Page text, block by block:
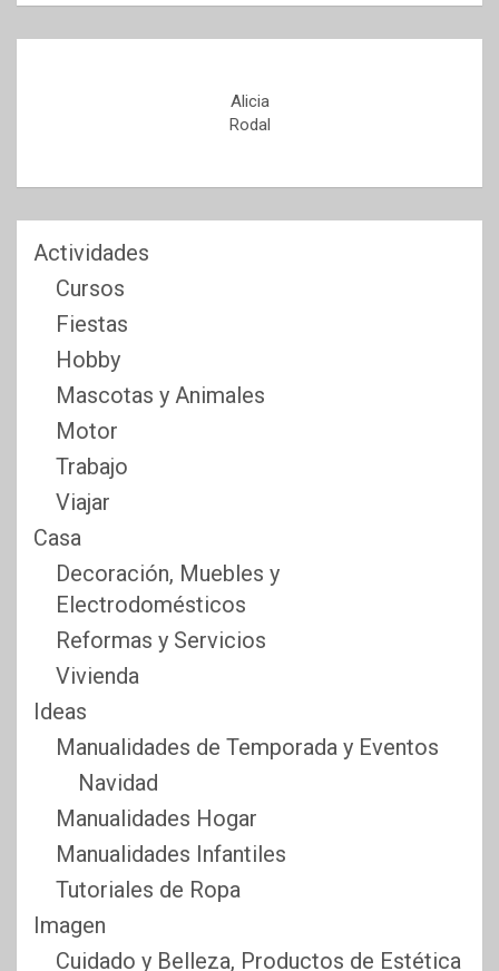
Alicia
Rodal
Actividades
Cursos
Fiestas
Hobby
Mascotas y Animales
Motor
Trabajo
Viajar
Casa
Decoración, Muebles y
Electrodomésticos
Reformas y Servicios
Vivienda
Ideas
Manualidades de Temporada y Eventos
Navidad
Manualidades Hogar
Manualidades Infantiles
Tutoriales de Ropa
Imagen
Cuidado y Belleza, Productos de Estética